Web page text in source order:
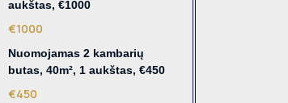
aukštas, €1000
€1000
Nuomojamas 2 kambarių
butas, 40m², 1 aukštas, €450
€450